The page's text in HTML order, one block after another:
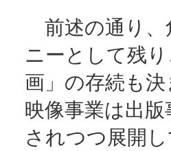
前述の通り、
ニーとして残
画」の存続も
映像事業は出
されつつ展開